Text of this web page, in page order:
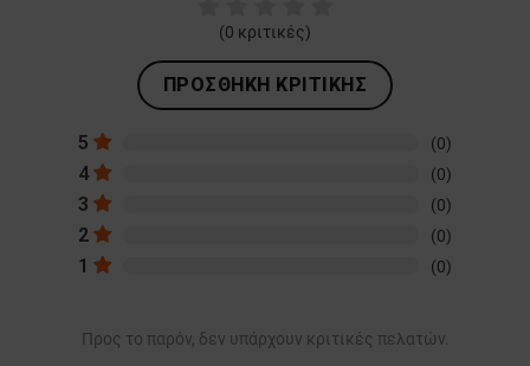
(0 κριτικές)
ΠΡΟΣΘΉΚΗ ΚΡΙΤΙΚΉΣ
5 (0)
4 (0)
3 (0)
2 (0)
1 (0)
Προς το παρόν, δεν υπάρχουν κριτικές πελατών.